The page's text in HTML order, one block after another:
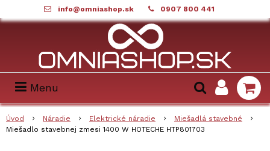
info@omniashop.sk 0907 800 441
Menu
Úvod Náradie Elektrické náradie
Miešadlá stavebné
Miešadlo stavebnej zmesi 1400 W HOTECHE HTP801703